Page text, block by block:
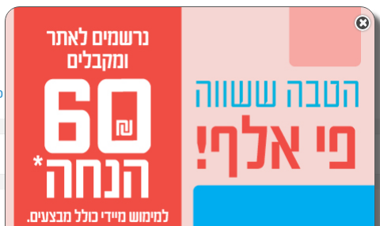
מחשבים וציוד היקפי לבית ולגן ספורט, מחנאות וילדים
×